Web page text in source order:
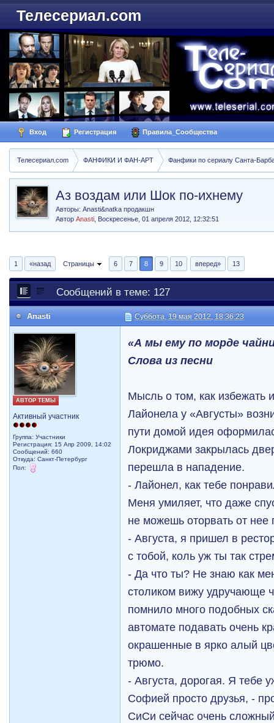
Телесериал.com
Вход Регистрация Правила_Сообщества
Телесериал.com ФАНФИКИ И ФАН-АРТ Фанфики по сериалу Санта-
Аз воздам или Шок по-ихнему
Авторы: Anasti&natka продакшн
АвторAnasti Воскресенье, 01 апреля 2012, 12:32:51
1 «назад Страницы 6 7 8 9 10 вперед» 13
Сообщений в теме: 127
Anasti Суббота, 19 мая 2012, 18:36:23
АВТОР ТЕМЫ
Активный участник
Группа: Участники
Регистрация: 15 Апр 2009, 14:02
Сообщений: 660
Откуда: Санкт-Петербург
Пол:
«А мы ему по морде
Слова из песни
Мысль о том, как избежать
Лайонела у «Августы»
пути домой идея
Локриджами закрылась
перешла в нападение.
- Лайонел, как тебе
Меня умиляет, что даже
не можешь оторвать от нее
- Августа, я пришел в
с тобой, коль уж ты так
- Да что ты? Не знаю как
столиком вижу удручающе
помнило много подобных
автомате подавать очень
окрашенные в ярко алый
трюмо.
- Августа, дорогая. Я тебе
Софией просто друзья, -
СиСи сейчас очень